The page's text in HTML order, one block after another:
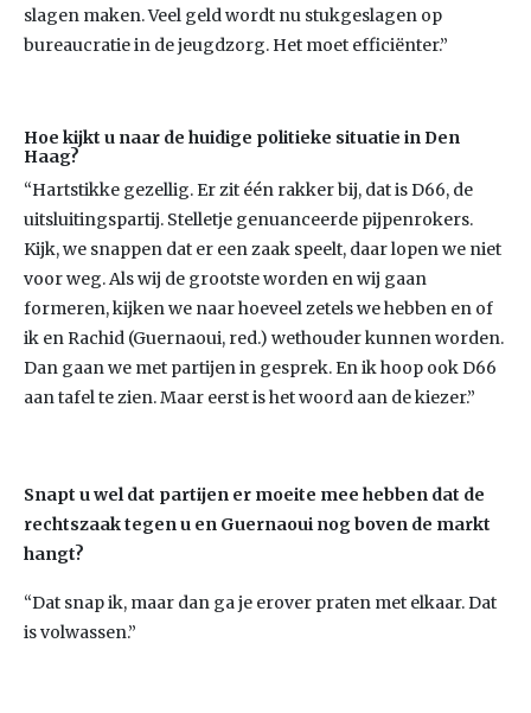
slagen maken. Veel geld wordt nu stukgeslagen op
bureaucratie in de jeugdzorg. Het moet efficiënter.”
Hoe kijkt u naar de huidige politieke situatie in Den
Haag?
“Hartstikke gezellig. Er zit één rakker bij, dat is D66, de
uitsluitingspartij. Stelletje genuanceerde pijpenrokers.
Kijk, we snappen dat er een zaak speelt, daar lopen we niet
voor weg. Als wij de grootste worden en wij gaan
formeren, kijken we naar hoeveel zetels we hebben en of
ik en Rachid (Guernaoui, red.) wethouder kunnen worden.
Dan gaan we met partijen in gesprek. En ik hoop ook D66
aan tafel te zien. Maar eerst is het woord aan de kiezer.”
Snapt u wel dat partijen er moeite mee hebben dat de
rechtszaak tegen u en Guernaoui nog boven de markt
hangt?
“Dat snap ik, maar dan ga je erover praten met elkaar. Dat
is volwassen.”